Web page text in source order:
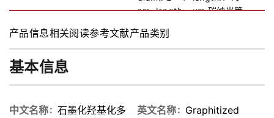
剂级, 内径:
径: 2 - 4
nm, 长度:
径:30-60
nm, 长度:1-
产品信息相关阅读参考文献产品类别
基本信息
中文名称
石墨化羟基化多
英文名称
Graphitized